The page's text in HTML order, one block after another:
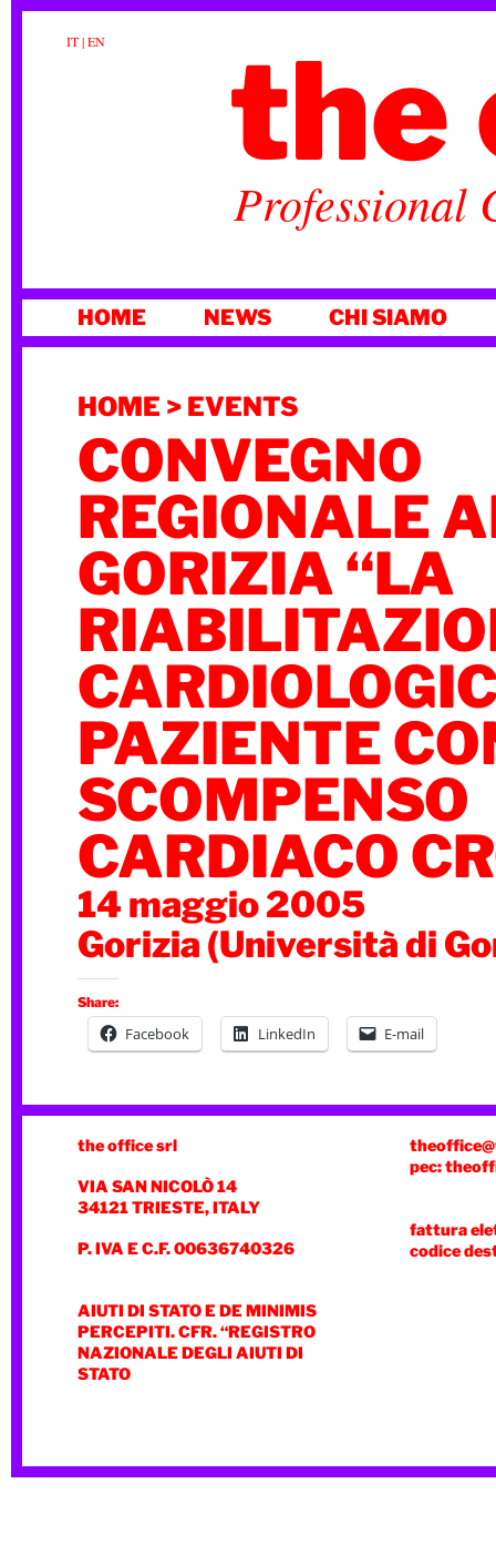
IT|EN the
Professional
AL
HOME NEWS CHI SIAMO
HOME > EVENTS
CONVEGNO
REGIONALE
GORIZIA “LA
PAZIENTE
SCOMPENSO
CARDIACO
14 maggio 2005
Gorizia (Università di
Share:
Facebook LinkedIn E-mail
the office srl
VIA SAN NICOLÒ 14
34121 TRIESTE, ITALY
P. IVA E C.F. 00636740326
AIUTI DI STATO E DE MINIMIS
PERCEPITI. CFR. “REGISTRO
NAZIONALE DEGLI AIUTI DI
STATO
pec:
fattura
codice